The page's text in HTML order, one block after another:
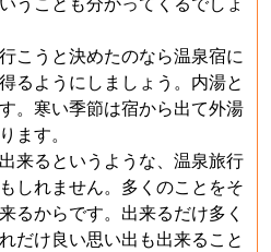
こうと決めたのなら温泉宿に
るようにしましょう。内湯と
。寒い季節は宿から出て外湯
ます。
来るというような、温泉旅行
しれません。多くのことをそ
るからです。出来るだけ多く
だけ良い思い出も出来ること